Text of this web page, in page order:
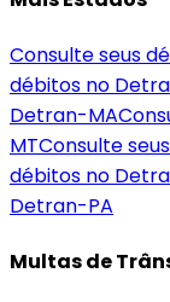
Consulte seus
débitos no
Detran-MA
MTConsulte
débitos no
Detran-PA
Multas de